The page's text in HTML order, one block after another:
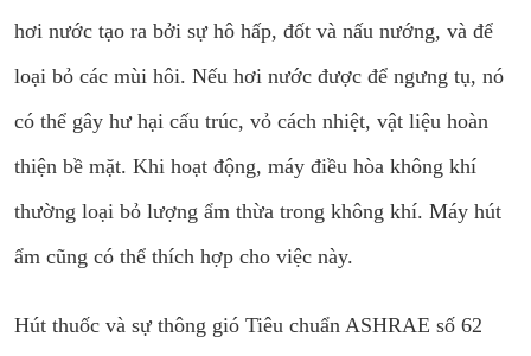
hơi nước tạo ra bởi sự hô hấp, đốt và nấu nướng, và để
loại bỏ các mùi hôi. Nếu hơi nước được để ngưng tụ, nó
có thể gây hư hại cấu trúc, vỏ cách nhiệt, vật liệu hoàn
thiện bề mặt. Khi hoạt động, máy điều hòa không khí
thường loại bỏ lượng ẩm thừa trong không khí. Máy hút
ẩm cũng có thể thích hợp cho việc này.
Hút thuốc và sự thông gió Tiêu chuẩn ASHRAE số 62